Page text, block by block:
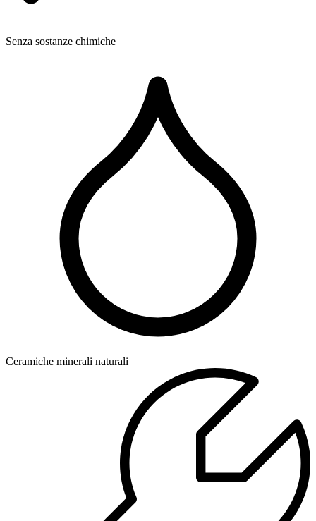
Senza sostanze chimiche
Ceramiche minerali naturali